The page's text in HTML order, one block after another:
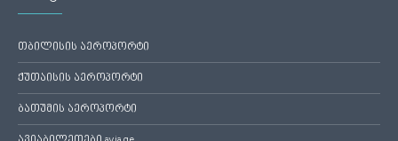
თბილისის აეროპორტი
ქუთაისის აეროპორტი
ბათუმის აეროპორტი